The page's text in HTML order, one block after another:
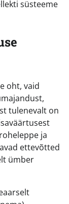
süsteeme
oht, vaid
tulenevalt on
ja
ettevõtted
ümber